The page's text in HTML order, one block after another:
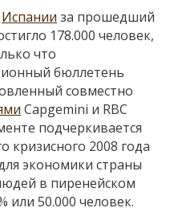
Испании за прошедший
178.000 человек,
что
бюллетень
совместно
Capgemini и RBC
подчеркивается
кризисного 2008 года
экономики страны
в пиренейском
или 50.000 человек.